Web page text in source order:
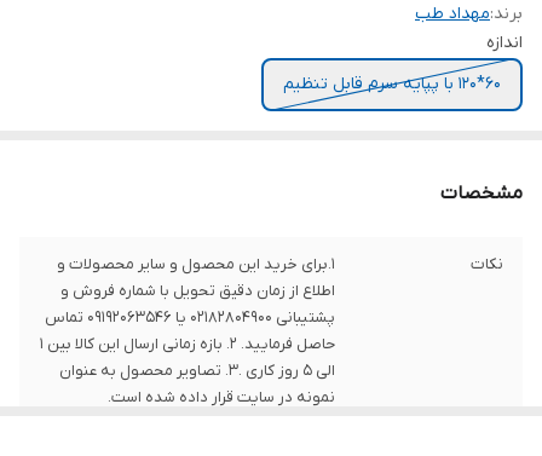
برند:مهداد طب
اندازه
60*120 با پپایه سرم قابل تنظیم
مشخصات
نکات
1.برای خرید این محصول و سایر محصولات و
اطلاع از زمان دقیق تحویل با شماره فروش و
پشتیبانی 02182804900 یا 09192063546 تماس
حاصل فرمایید. 2. بازه زمانی ارسال این کالا بین 1
الی 5 روز کاری .3. تصاویر محصول به عنوان
نمونه در سایت قرار داده شده است.